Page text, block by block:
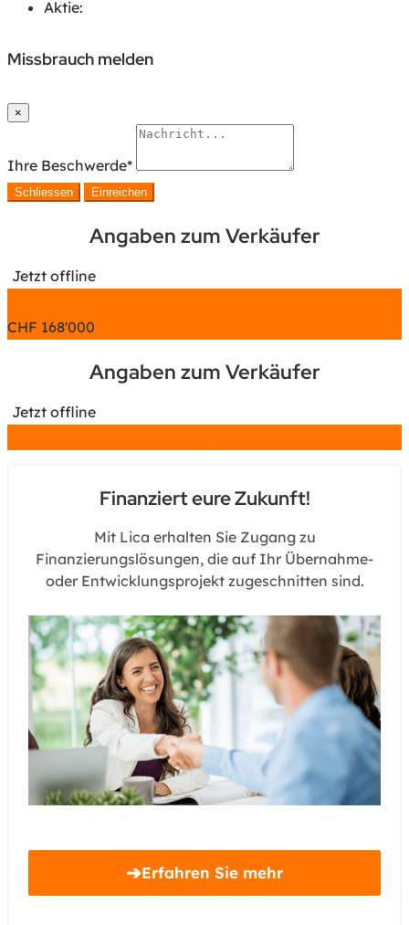
Aktie:
Missbrauch melden
×
Ihre Beschwerde*
Schliessen Einreichen
Angaben zum Verkäufer
Jetzt offline
CHF 168'000
Angaben zum Verkäufer
Jetzt offline
Finanziert eure Zukunft!
Mit Lica erhalten Sie Zugang zu
Finanzierungslösungen, die auf Ihr Übernahme-
oder Entwicklungsprojekt zugeschnitten sind.
➔Erfahren Sie mehr